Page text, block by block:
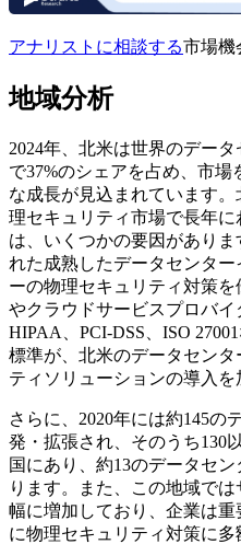
アナリストに相談する市場機
地域分析
2024年、北米は世界のデー
で37%のシェアを占め、市
な成長が見込まれています
理セキュリティ市場で長年
は、いくつかの要因があり
れた成熟したデータセンタ
ーの物理セキュリティ対策
やクラウドサービスプロバイ
HIPAA、PCI-DSS、ISO
標準が、北米のデータセン
ティソリューションの導入を
さらに、2020年には約145の
発・拡張され、そのうち130
国にあり、約13のデータセ
ります。また、この地域で
幅に増加しており、企業は
に物理セキュリティ対策に